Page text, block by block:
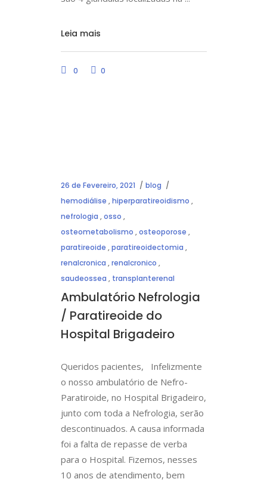
Leia mais
0 0
26 de Fevereiro, 2021
blog
hemodiálise ,hiperparatireoidismo ,
nefrologia ,osso ,
osteometabolismo ,osteoporose ,
paratireoide ,paratireoidectomia ,
renalcronica ,renalcronico ,
saudeossea , transplanterenal
Ambulatório Nefrologia
/ Paratireoide do
Hospital Brigadeiro
Queridos pacientes, Infelizmente
o nosso ambulatório de Nefro-
Paratiroide, no Hospital Brigadeiro,
junto com toda a Nefrologia, serão
descontinuados. A causa informada
foi a falta de repasse de verba
para o Hospital. Fizemos, nesses
10 anos de atendimento, bem